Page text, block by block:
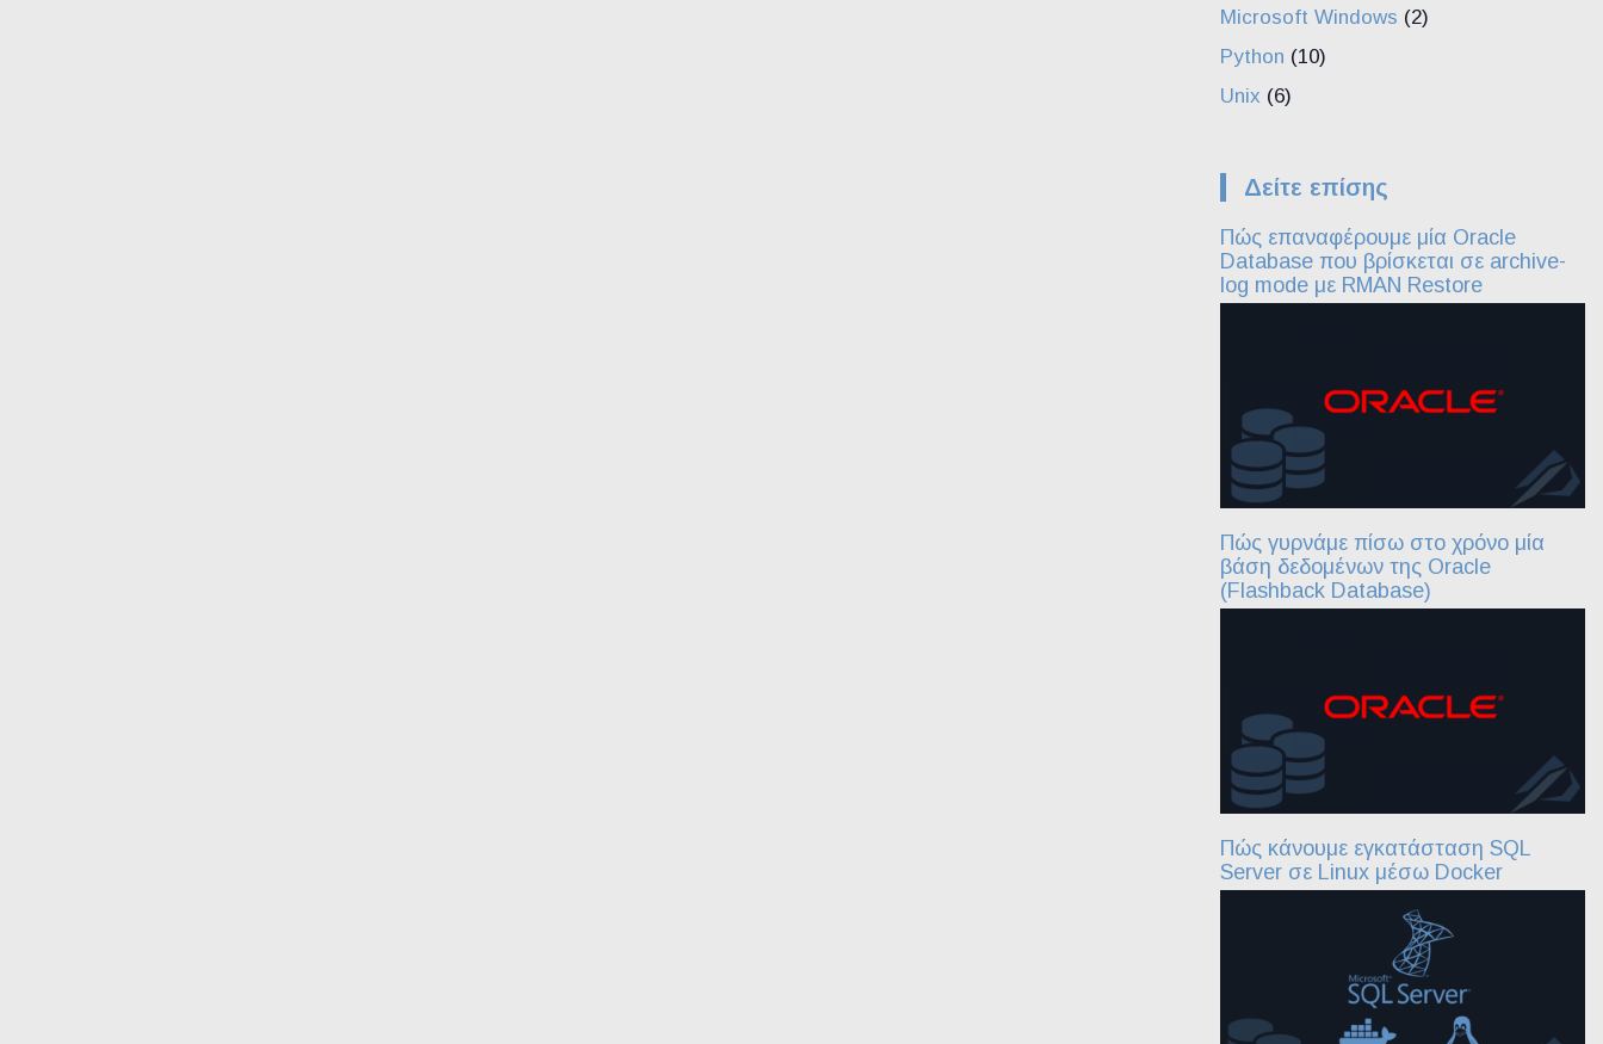
Microsoft Windows (2)
Python (10)
Unix (6)
Δείτε επίσης
Πώς επαναφέρουμε μία Oracle
Database που βρίσκεται σε archive-
log mode με RMAN Restore
Πώς γυρνάμε πίσω στο χρόνο μία
βάση δεδομένων της Oracle
(Flashback Database)
Πώς κάνουμε εγκατάσταση SQL
Server σε Linux μέσω Docker